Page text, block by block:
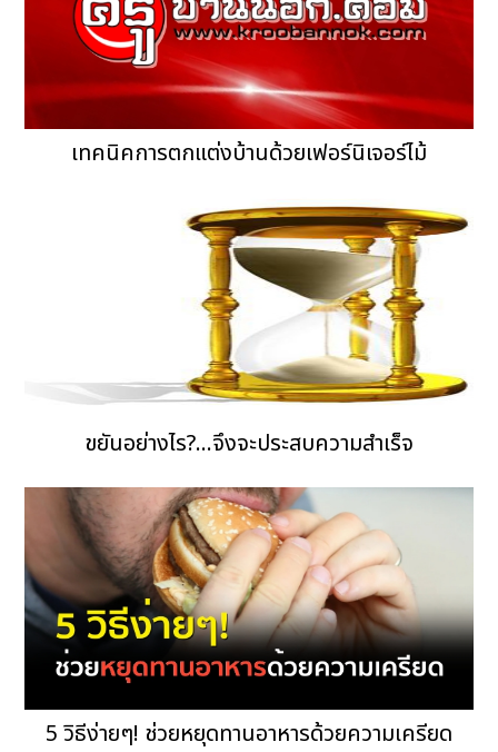
เทคนิคการตกแต่งบ้านด้วยเฟอร์นิเจอร์ไม้
ขยันอย่างไร?...จึงจะประสบความสำเร็จ
5 วิธีง่ายๆ! ช่วยหยุดทานอาหารด้วยความเครียด